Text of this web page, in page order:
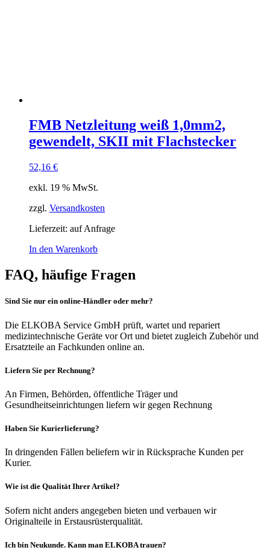
FMB Netzleitung weiß 1,0mm2,
gewendelt, SKII mit Flachstecker
52,16 €
exkl. 19 % MwSt.
zzgl. Versandkosten
Lieferzeit: auf Anfrage
In den Warenkorb
FAQ, häufige Fragen
Sind Sie nur ein online-Händler oder mehr?
Die ELKOBA Service GmbH prüft, wartet und repariert
medizintechnische Geräte vor Ort und bietet zugleich Zubehör und
Ersatzteile an Fachkunden online an.
Liefern Sie per Rechnung?
An Firmen, Behörden, öffentliche Träger und
Gesundheitseinrichtungen liefern wir gegen Rechnung
Haben Sie Kurierlieferung?
In dringenden Fällen beliefern wir in Rücksprache Kunden per
Kurier.
Wie ist die Qualität Ihrer Artikel?
Sofern nicht anders angegeben bieten und verbauen wir
Originalteile in Erstausrüsterqualität.
Ich bin Neukunde. Kann man ELKOBA trauen?